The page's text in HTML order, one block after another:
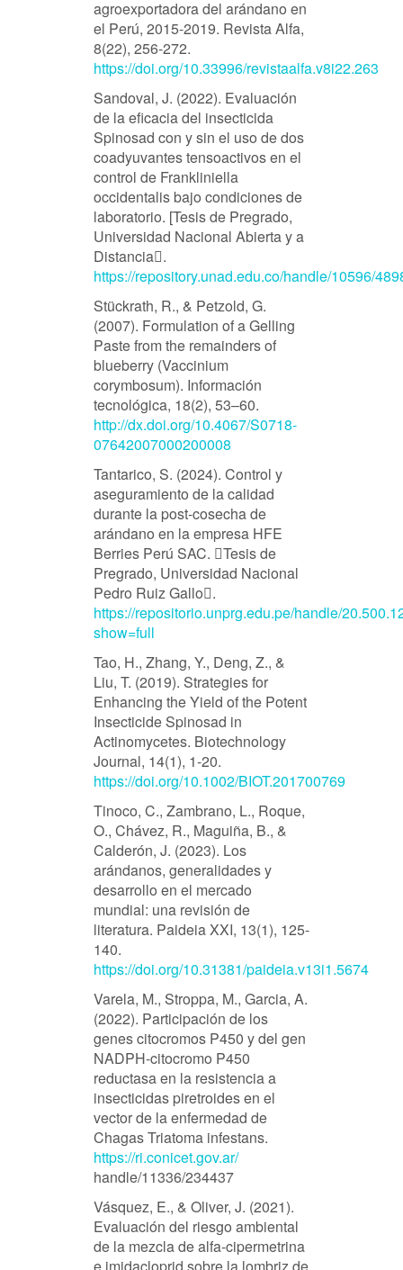
agroexportadora del arándano en
el Perú, 2015-2019. Revista Alfa,
8(22), 256-272.
https://doi.org/10.33996/revistaalfa.v8i22.263
Sandoval, J. (2022). Evaluación
de la eficacia del insecticida
Spinosad con y sin el uso de dos
coadyuvantes tensoactivos en el
control de Frankliniella
occidentalis bajo condiciones de
laboratorio. [Tesis de Pregrado,
Universidad Nacional Abierta y a
Distancia.
https://repository.unad.edu.co/handle/10596/
Stückrath, R., & Petzold, G.
(2007). Formulation of a Gelling
Paste from the remainders of
blueberry (Vaccinium
corymbosum). Información
tecnológica, 18(2), 53–60.
http://dx.doi.org/10.4067/S0718-
07642007000200008
Tantarico, S. (2024). Control y
aseguramiento de la calidad
durante la post-cosecha de
arándano en la empresa HFE
Berries Perú SAC. Tesis de
Pregrado, Universidad Nacional
Pedro Ruiz Gallo.
https://repositorio.unprg.edu.pe/handle/
show=full
Tao, H., Zhang, Y., Deng, Z., &
Liu, T. (2019). Strategies for
Enhancing the Yield of the Potent
Insecticide Spinosad in
Actinomycetes. Biotechnology
Journal, 14(1), 1-20.
https://doi.org/10.1002/BIOT.201700769
Tinoco, C., Zambrano, L., Roque,
O., Chávez, R., Maguiña, B., &
Calderón, J. (2023). Los
arándanos, generalidades y
desarrollo en el mercado
mundial: una revisión de
literatura. Paideia XXI, 13(1), 125-
140.
https://doi.org/10.31381/paideia.v13i1.5674
Varela, M., Stroppa, M., Garcia, A.
(2022). Participación de los
genes citocromos P450 y del gen
NADPH-citocromo P450
reductasa en la resistencia a
insecticidas piretroides en el
vector de la enfermedad de
Chagas Triatoma infestans.
https://ri.conicet.gov.ar/
handle/11336/234437
Vásquez, E., & Oliver, J. (2021).
Evaluación del riesgo ambiental
de la mezcla de alfa-cipermetrina